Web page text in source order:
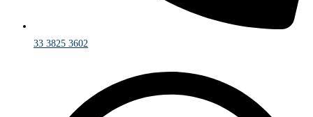
33 3825 3602